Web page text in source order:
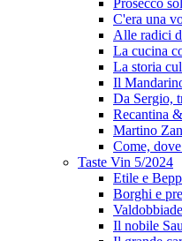
Prosecco
C'era una
Alle radici
La cucina
La storia
Il
Da Sergio,
Recantina
Martino
Come,
Taste Vin 5/2024
Etile e
Borghi e
Il nobile